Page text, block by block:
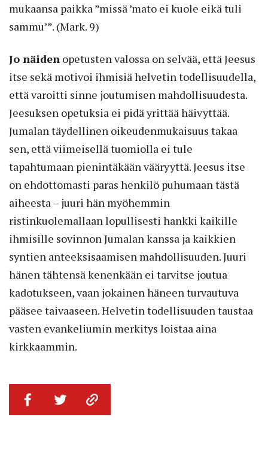
mukaansa paikka ”missä ’mato ei kuole eikä tuli
sammu’”. (Mark. 9)
Jo näiden opetusten valossa on selvää, että Jeesus
itse sekä motivoi ihmisiä helvetin todellisuudella,
että varoitti sinne joutumisen mahdollisuudesta.
Jeesuksen opetuksia ei pidä yrittää häivyttää.
Jumalan täydellinen oikeudenmukaisuus takaa
sen, että viimeisellä tuomiolla ei tule
tapahtumaan pienintäkään vääryyttä. Jeesus itse
on ehdottomasti paras henkilö puhumaan tästä
aiheesta – juuri hän myöhemmin
ristinkuolemallaan lopullisesti hankki kaikille
ihmisille sovinnon Jumalan kanssa ja kaikkien
syntien anteeksisaamisen mahdollisuuden. Juuri
hänen tähtensä kenenkään ei tarvitse joutua
kadotukseen, vaan jokainen häneen turvautuva
pääsee taivaaseen. Helvetin todellisuuden taustaa
vasten evankeliumin merkitys loistaa aina
kirkkaammin.